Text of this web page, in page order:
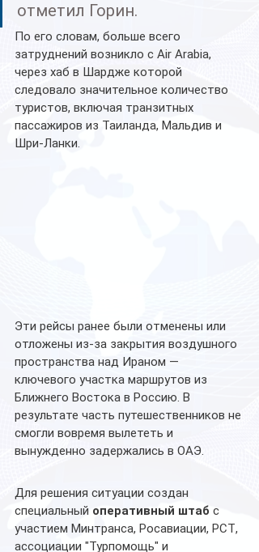
отметил Горин.
По его словам, больше всего
затруднений возникло с Air Arabia,
через хаб в Шардже которой
следовало значительное количество
туристов, включая транзитных
пассажиров из Таиланда, Мальдив и
Шри-Ланки.
Эти рейсы ранее были отменены или
отложены из-за закрытия воздушного
пространства над Ираном —
ключевого участка маршрутов из
Ближнего Востока в Россию. В
результате часть путешественников не
смогли вовремя вылететь и
вынужденно задержались в ОАЭ.
Для решения ситуации создан
специальный оперативный штаб с
участием Минтранса, Росавиации, РСТ,
ассоциации "Турпомощь" и